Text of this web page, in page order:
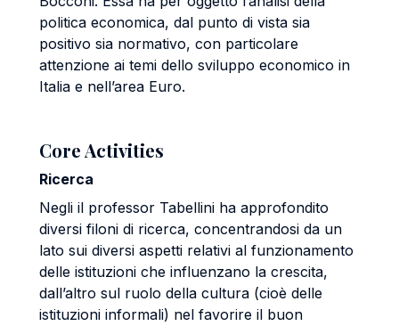
politica economica, dal punto di vista sia
positivo sia normativo, con particolare
attenzione ai temi dello sviluppo economico in
Italia e nell’area Euro.
Core Activities
Ricerca
Negli il professor Tabellini ha approfondito
diversi filoni di ricerca, concentrandosi da un
lato sui diversi aspetti relativi al funzionamento
delle istituzioni che influenzano la crescita,
dall’altro sul ruolo della cultura (cioè delle
istituzioni informali) nel favorire il buon